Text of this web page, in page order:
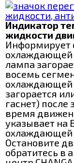
Индикатор
жидкости
Информирует
охлаждающей
лампа
восемь
охлаждающей
загорается
гаснет) после
время
указывает на
охлаждающей
Остановите
обратитесь в